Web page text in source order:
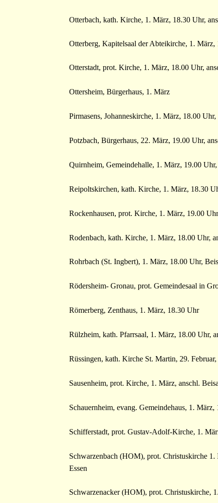
Otterbach, kath. Kirche, 1. März, 18.30 Uhr,
Otterberg, Kapitelsaal der Abteikirche, 1.
Otterstadt, prot. Kirche, 1. März, 18.00 Uhr,
Ottersheim, Bürgerhaus, 1. März
Pirmasens, Johanneskirche, 1. März, 18.00
Potzbach, Bürgerhaus, 22. März, 19.00 Uhr,
Quirnheim, Gemeindehalle, 1. März, 19.00 Uhr,
Reipoltskirchen, kath. Kirche, 1. März, 18.30
Rockenhausen, prot. Kirche, 1. März, 19.00
Rodenbach, kath. Kirche, 1. März, 18.00 Uhr,
Rohrbach (St. Ingbert), 1. März, 18.00 Uhr,
Rödersheim- Gronau, prot. Gemeindesaal in
Römerberg, Zenthaus, 1. März, 18.30 Uhr
Rülzheim, kath. Pfarrsaal, 1. März, 18.00 Uhr,
Rüssingen, kath. Kirche St. Martin, 29.
Sausenheim, prot. Kirche, 1. März, anschl.
Schauernheim, evang. Gemeindehaus, 1. März,
Schifferstadt, prot. Gustav-Adolf-Kirche, 1.
Schwarzenbach (HOM), prot. Christuskirche
Essen
Schwarzenacker (HOM), prot. Christuskirche,